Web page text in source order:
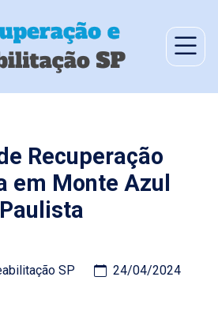
Recuperação
em Monte Azul
Paulista
SP 24/04/2024